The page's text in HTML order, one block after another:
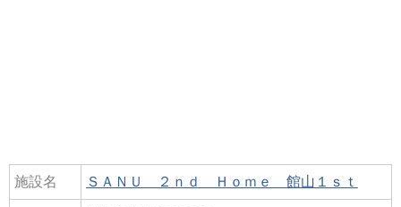
施設名 ＳＡＮＵ ２ｎｄ Ｈｏｍｅ 館山１ｓｔ